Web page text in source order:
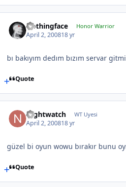
Nothingface Honor Warrior
April 2, 200818 yr
bı bakıyım dedım bızım servar
Quote
Nightwatch WT Uyesi
April 2, 200818 yr
güzel bi oyun wowu bırakır bunu
Quote